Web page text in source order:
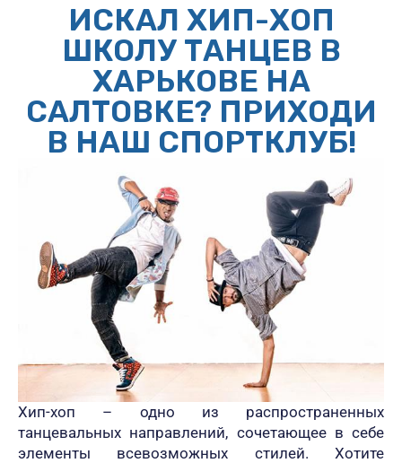
ИСКАЛ ХИП-ХОП
ШКОЛУ ТАНЦЕВ В
ХАРЬКОВЕ НА
САЛТОВКЕ? ПРИХОДИ
В НАШ СПОРТКЛУБ!
Хип-хоп – одно из распространенных
танцевальных направлений, сочетающее в себе
элементы всевозможных стилей. Хотите